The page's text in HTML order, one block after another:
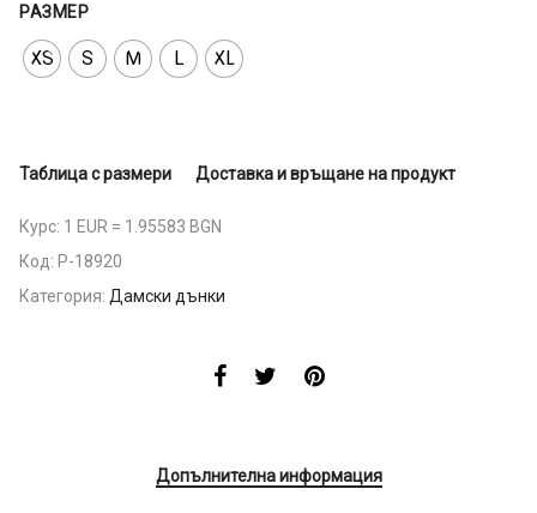
РАЗМЕР
XS S M L XL
Таблица с размери Доставка и връщане на продукт
Курс: 1 EUR = 1.95583 BGN
Код: P-18920
Категория: Дамски дънки
Допълнителна информация